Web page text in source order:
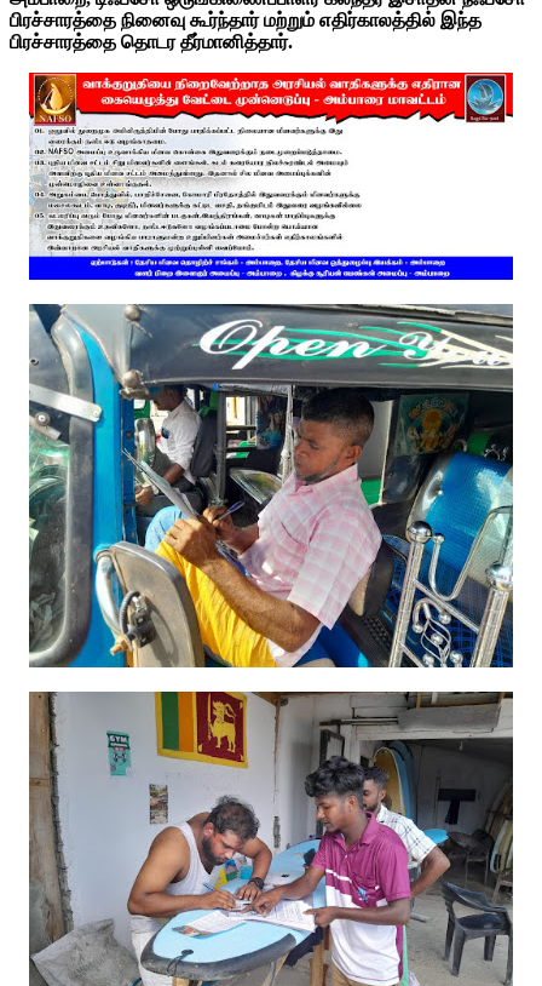
பிரச்சாரத்தை நினைவு கூர்ந்தார் மற்றும் எதிர்காலத்தில் இந்த
பிரச்சாரத்தை தொடர தீர்மானித்தார்.